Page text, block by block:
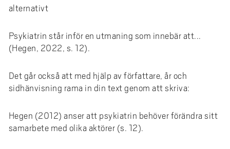
alternativt
Psykiatrin står inför en utmaning som innebär att...
(Hegen, 2022, s. 12).
Det går också att med hjälp av författare, år och
sidhänvisning rama in din text genom att skriva:
Hegen (2012) anser att psykiatrin behöver förändra sitt
samarbete med olika aktörer (s. 12).